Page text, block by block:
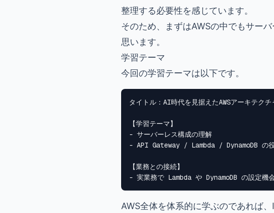
整理する必要性を感じています。
そのため、まずはAWSの中でもサー
思います。
学習テーマ
今回の学習テーマは以下です。
タイトル：AI時代を見据えたAWSアーキテク
【学習テーマ】
- サーバーレス構成の理解
- API Gateway / Lambda / DynamoDB の
【業務との接続】
AWS全体を体系的に学ぶのであれば